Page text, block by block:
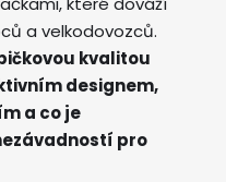
a velkodovozců.
kvalitou
designem,
a co je
pro